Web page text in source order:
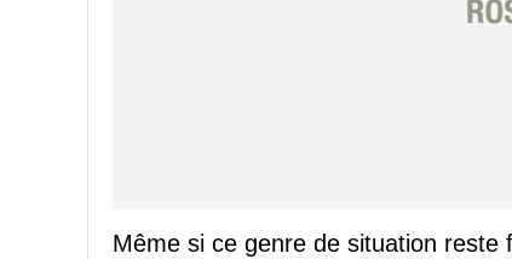
Même si ce genre de situation